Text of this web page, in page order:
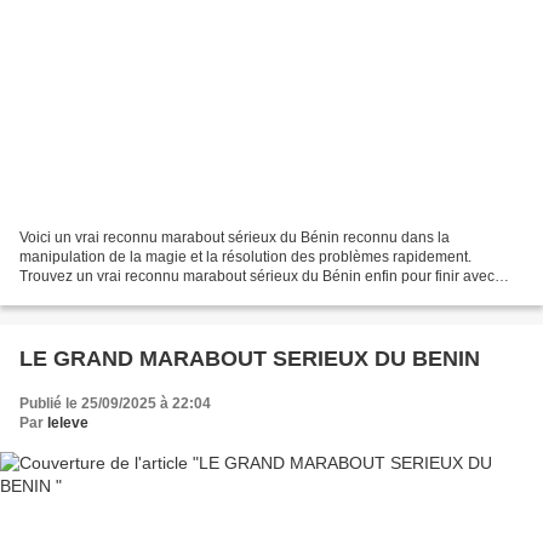
Voici un vrai reconnu marabout sérieux du Bénin reconnu dans la
manipulation de la magie et la résolution des problèmes rapidement.
Trouvez un vrai reconnu marabout sérieux du Bénin enfin pour finir avec
LE GRAND MARABOUT SERIEUX DU BENIN
Publié le 25/09/2025 à 22:04
Par leleve